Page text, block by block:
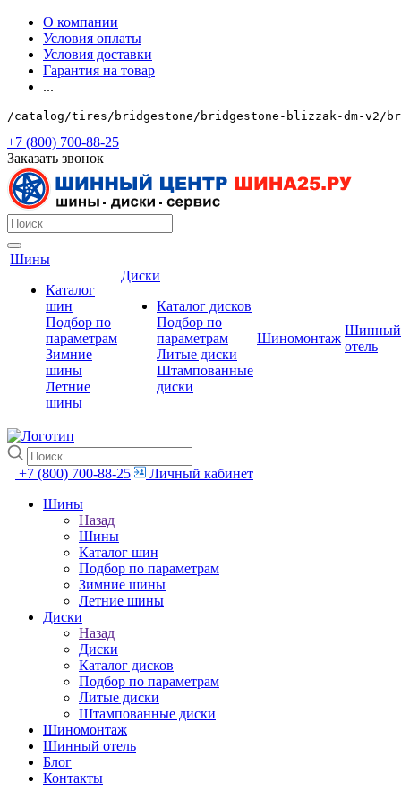
О компании
Условия оплаты
Условия доставки
Гарантия на товар
...
/catalog/tires/bridgestone/bridgestone-blizzak-dm-v2/
+7 (800) 700-88-25
Заказать звонок
Шины
Каталог
шин
Подбор по
параметрам
Зимние
шины
Летние
шины
Диски
Каталог дисков
Подбор по
параметрам
Литые диски
Штампованные
диски
Шиномонтаж
Шинный
отель
+7 (800) 700-88-25
Личный кабинет
Шины
Назад
Шины
Каталог шин
Подбор по параметрам
Зимние шины
Летние шины
Диски
Назад
Диски
Каталог дисков
Подбор по параметрам
Литые диски
Штампованные диски
Шиномонтаж
Шинный отель
Блог
Контакты